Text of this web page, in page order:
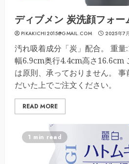
ディブメン 炭洗顔フォ
PIKAKICHI2015@GMAIL.COM 2025年7
汚れ吸着成分「炭」配合。 重量
幅6.9cm奥行4.4cm高さ16.6cm
は原則、承っておりません。
だいた上でご注文ください。
READ MORE
1 min read